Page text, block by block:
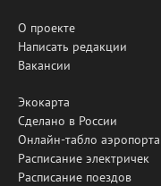
О проекте
Написать редакции
Вакансии
Экокарта
Сделано в России
Онлайн-табло аэропорта
Расписание электричек
Расписание поездов